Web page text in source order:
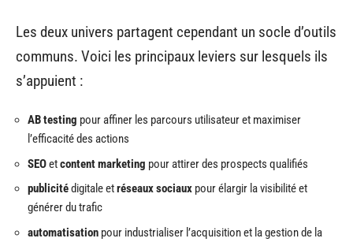
Les deux univers partagent cependant un socle d’outils
communs. Voici les principaux leviers sur lesquels ils
s’appuient :
AB testing pour affiner les parcours utilisateur et maximiser
l’efficacité des actions
SEOetcontent marketing pour attirer des prospects qualifiés
publicitédigitale etréseaux sociaux pour élargir la visibilité et
générer du trafic
automatisation pour industrialiser l’acquisition et la gestion de la